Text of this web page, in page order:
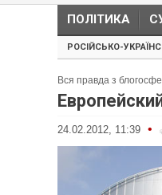
ПОЛІТИКА
РОСІЙСЬКО-
Вся правда з
24.02.2012, 11:39 •